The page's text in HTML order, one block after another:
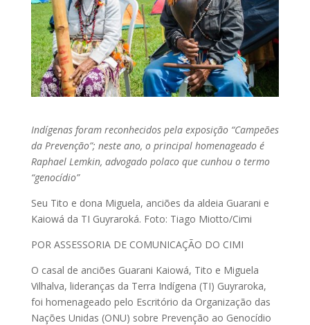
Indígenas foram reconhecidos pela exposição “Campeões
da Prevenção”; neste ano, o principal homenageado é
Raphael Lemkin, advogado polaco que cunhou o termo
“genocídio”
Seu Tito e dona Miguela, anciões da aldeia Guarani e
Kaiowá da TI Guyraroká. Foto: Tiago Miotto/Cimi
POR ASSESSORIA DE COMUNICAÇÃO DO CIMI
O casal de anciões Guarani Kaiowá, Tito e Miguela
Vilhalva, lideranças da Terra Indígena (TI) Guyraroka,
foi homenageado pelo Escritório da Organização das
Nações Unidas (ONU) sobre Prevenção ao Genocídio